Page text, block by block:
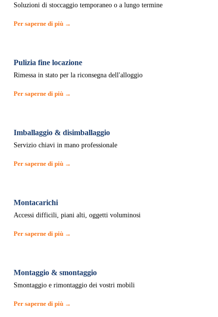
Soluzioni di stoccaggio temporaneo o a lungo termine
Per saperne di più →
Pulizia fine locazione
Rimessa in stato per la riconsegna dell'alloggio
Per saperne di più →
Imballaggio & disimballaggio
Servizio chiavi in mano professionale
Per saperne di più →
Montacarichi
Accessi difficili, piani alti, oggetti voluminosi
Per saperne di più →
Montaggio & smontaggio
Smontaggio e rimontaggio dei vostri mobili
Per saperne di più →